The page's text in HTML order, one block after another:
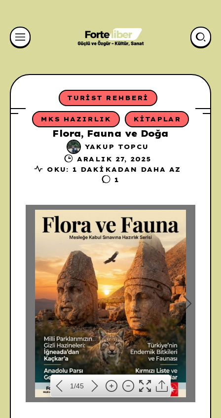
TURIST REHBERI
MKS HAZIRLIK KITAPLAR
Flora, Fauna ve Doğa
YAKUP TOPCU
ARALIK 27, 2025
OKU: 1 DAKIKADAN DAHA AZ
1
1/45